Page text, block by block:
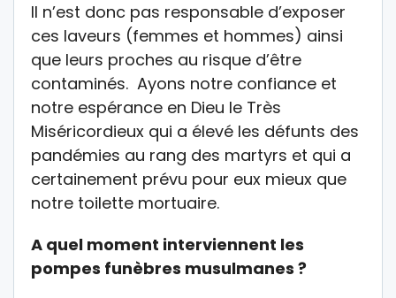
Il n’est donc pas responsable d’exposer
ces laveurs (femmes et hommes) ainsi
que leurs proches au risque d’être
contaminés. Ayons notre confiance et
notre espérance en Dieu le Très
Miséricordieux qui a élevé les défunts des
pandémies au rang des martyrs et qui a
certainement prévu pour eux mieux que
notre toilette mortuaire.
A quel moment interviennent les
pompes funèbres musulmanes ?